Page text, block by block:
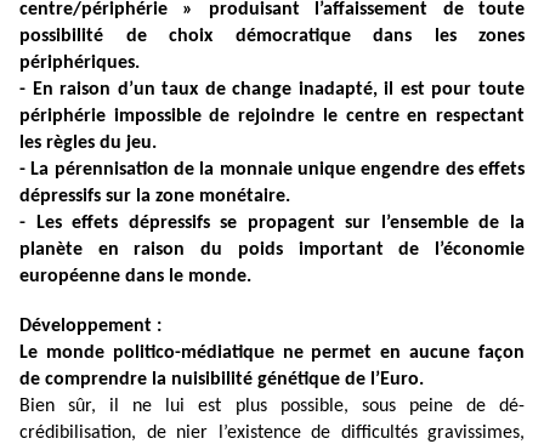
centre/périphérie » produisant l’affaissement de toute
possibilité de choix démocratique dans les zones
périphériques.
- En raison d’un taux de change inadapté, il est pour toute
périphérie impossible de rejoindre le centre en respectant
les règles du jeu.
- La pérennisation de la monnaie unique engendre des effets
dépressifs sur la zone monétaire.
- Les effets dépressifs se propagent sur l’ensemble de la
planète en raison du poids important de l’économie
européenne dans le monde.
Développement :
Le monde politico-médiatique ne permet en aucune façon
de comprendre la nuisibilité génétique de l’Euro.
Bien sûr, il ne lui est plus possible, sous peine de dé-
crédibilisation, de nier l’existence de difficultés gravissimes,